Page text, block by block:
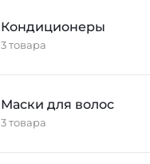
Кондиционеры
3 товара
Маски для волос
3 товара